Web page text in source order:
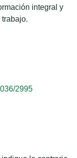
integral y
2995